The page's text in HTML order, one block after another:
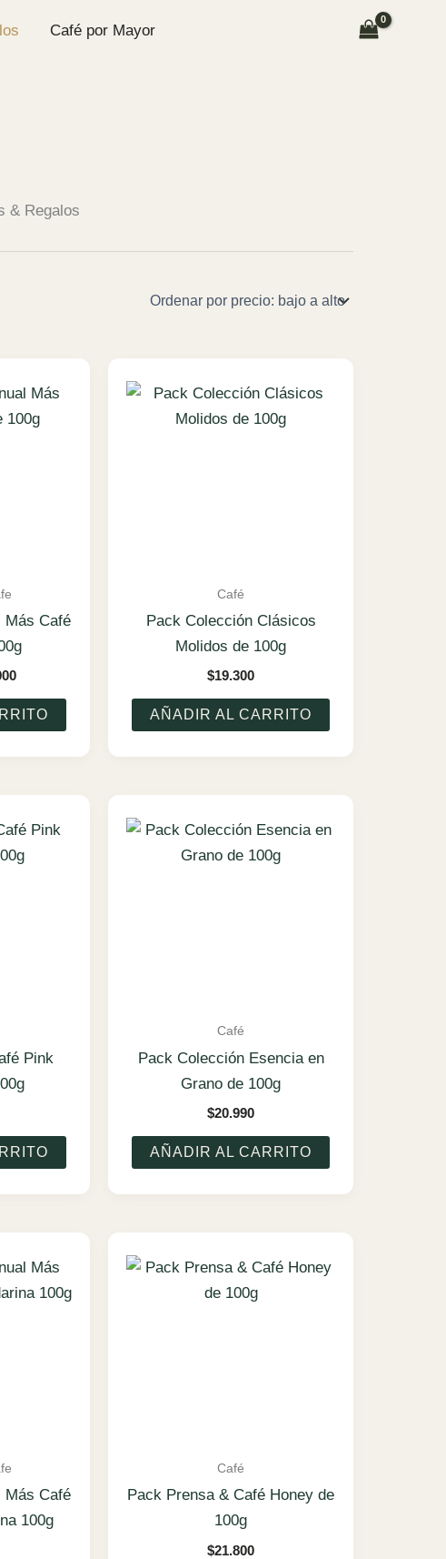
Café por Mayor
& Regalos
Más Café
El
actual
Café
Pack Colección Clásicos
Molidos de 100g
$19.300
AÑADIR AL CARRITO
Pink
Café
Pack Colección Esencia en
Grano de 100g
$20.990
AÑADIR AL CARRITO
Más Café
100g
Café
Pack Prensa & Café Honey de
100g
$21.800